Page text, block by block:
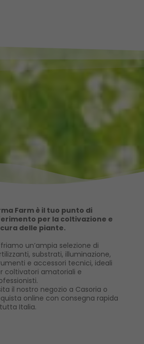
Farm è il tuo punto di
per la coltivazione e
delle piante.
un’ampia selezione di
substrati, illuminazione,
e accessori tecnici, ideali
coltivatori amatoriali e
il nostro negozio a Casoria o
online con consegna rapida
Italia.